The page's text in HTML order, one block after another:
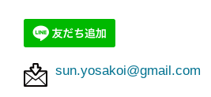
sun.yosakoi@gmail.com